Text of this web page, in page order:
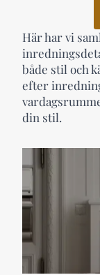
Här har vi
både stil och
efter
din stil.